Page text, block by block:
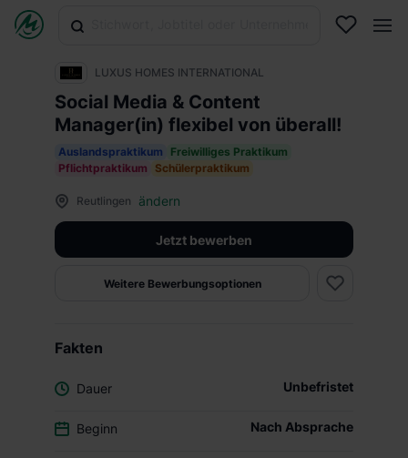
LUXUS HOMES INTERNATIONAL
Social Media & Content
Manager(in) flexibel von überall!
Auslandspraktikum
Freiwilliges Praktikum
Pflichtpraktikum
Schülerpraktikum
Reutlingen ändern
Jetzt bewerben
Weitere Bewerbungsoptionen
Fakten
Dauer Unbefristet
Beginn Nach Absprache